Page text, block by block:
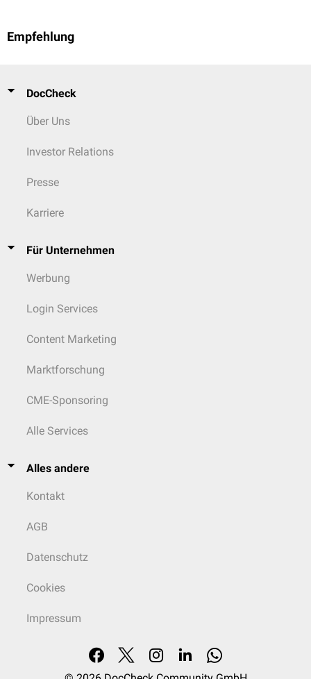
Empfehlung
DocCheck
Über Uns
Investor Relations
Presse
Karriere
Für Unternehmen
Werbung
Login Services
Content Marketing
Marktforschung
CME-Sponsoring
Alle Services
Alles andere
Kontakt
AGB
Datenschutz
Cookies
Impressum